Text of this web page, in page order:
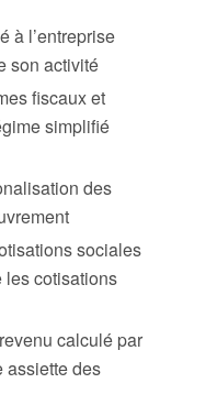
à l’entreprise
son activité
fiscaux et
simplifié
des
sociales
les cotisations
calculé par
assiette des